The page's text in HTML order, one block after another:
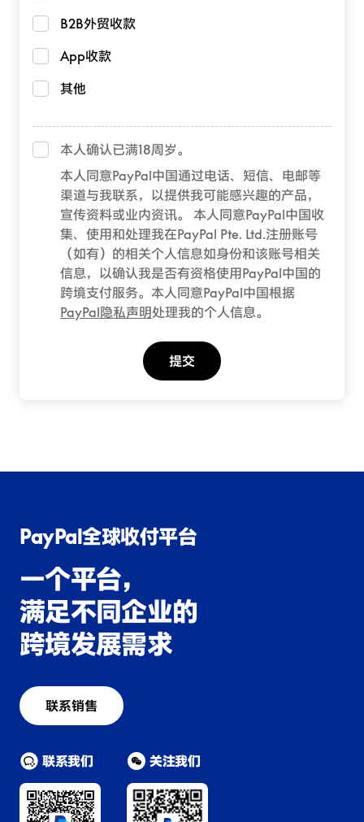
B2B外贸收款
App收款
其他
本人确认已满18周岁。
本人同意PayPal中国通过电话、短信、电邮等
渠道与我联系，以提供我可能感兴趣的产品，
宣传资料或业内资讯。 本人同意PayPal中国收
集、使用和处理我在PayPal Pte. Ltd.注册账号
（如有）的相关个人信息如身份和该账号相关
信息，以确认我是否有资格使用PayPal中国的
跨境支付服务。本人同意PayPal中国根据
PayPal隐私声明处理我的个人信息。
提交
PayPal全球收付平台
一个平台，
满足不同企业的
跨境发展需求
联系销售
联系我们 关注我们